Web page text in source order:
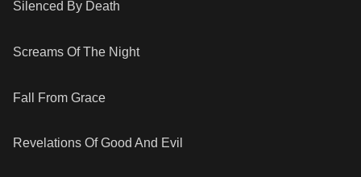
Silenced By Death
Screams Of The Night
Fall From Grace
Revelations Of Good And Evil